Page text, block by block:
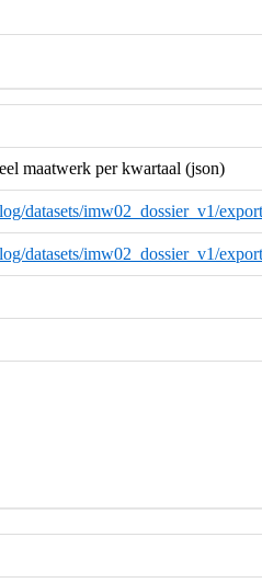
maatwerk per kwartaal (json)
datasets/imw02_dossier_v1/
datasets/imw02_dossier_v1/